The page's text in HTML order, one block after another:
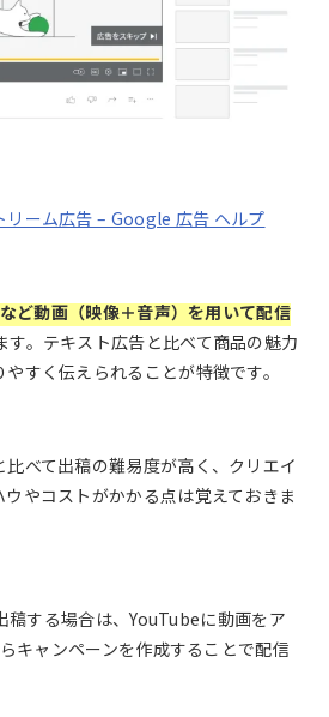
リーム広告 – Google 広告 ヘルプ
ど動画（映像＋音声）を用いて配信
す。テキスト広告と比べて商品の魅力
すく伝えられることが特徴です。
べて出稿の難易度が高く、クリエイ
やコストがかかる点は覚えておきま
稿する場合は、YouTubeに動画をア
キャンペーンを作成することで配信